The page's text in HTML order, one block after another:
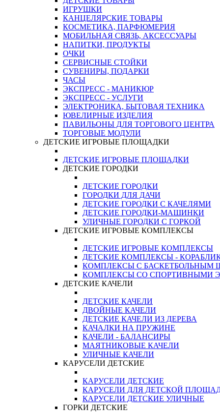
ИГРУШКИ
КАНЦЕЛЯРСКИЕ ТОВАРЫ
КОСМЕТИКА, ПАРФЮМЕРИЯ
МОБИЛЬНАЯ СВЯЗЬ, АКСЕССУАРЫ
НАПИТКИ, ПРОДУКТЫ
ОЧКИ
СЕРВИСНЫЕ СТОЙКИ
СУВЕНИРЫ, ПОДАРКИ
ЧАСЫ
ЭКСПРЕСС - МАНИКЮР
ЭКСПРЕСС - УСЛУГИ
ЭЛЕКТРОНИКА, БЫТОВАЯ ТЕХНИКА
ЮВЕЛИРНЫЕ ИЗДЕЛИЯ
ПАВИЛЬОНЫ ДЛЯ ТОРГОВОГО ЦЕНТРА
ТОРГОВЫЕ МОДУЛИ
ДЕТСКИЕ ИГРОВЫЕ ПЛОЩАДКИ
ДЕТСКИЕ ИГРОВЫЕ ПЛОЩАДКИ
ДЕТСКИЕ ГОРОДКИ
ДЕТСКИЕ ГОРОДКИ
ГОРОДКИ ДЛЯ ДАЧИ
ДЕТСКИЕ ГОРОДКИ С КАЧЕЛЯМИ
ДЕТСКИЕ ГОРОДКИ-МАШИНКИ
УЛИЧНЫЕ ГОРОДКИ С ГОРКОЙ
ДЕТСКИЕ ИГРОВЫЕ КОМПЛЕКСЫ
ДЕТСКИЕ ИГРОВЫЕ КОМПЛЕКСЫ
ДЕТСКИЕ КОМПЛЕКСЫ -
КОМПЛЕКСЫ С БАСКЕТБОЛЬНЫМ
КОМПЛЕКСЫ СО СПОРТИВНЫМИ
ДЕТСКИЕ КАЧЕЛИ
ДЕТСКИЕ КАЧЕЛИ
ДВОЙНЫЕ КАЧЕЛИ
ДЕТСКИЕ КАЧЕЛИ ИЗ ДЕРЕВА
КАЧАЛКИ НА ПРУЖИНЕ
КАЧЕЛИ - БАЛАНСИРЫ
МАЯТНИКОВЫЕ КАЧЕЛИ
УЛИЧНЫЕ КАЧЕЛИ
КАРУСЕЛИ ДЕТСКИЕ
КАРУСЕЛИ ДЕТСКИЕ
КАРУСЕЛИ ДЛЯ ДЕТСКОЙ
КАРУСЕЛИ ДЕТСКИЕ УЛИЧНЫЕ
ГОРКИ ДЕТСКИЕ